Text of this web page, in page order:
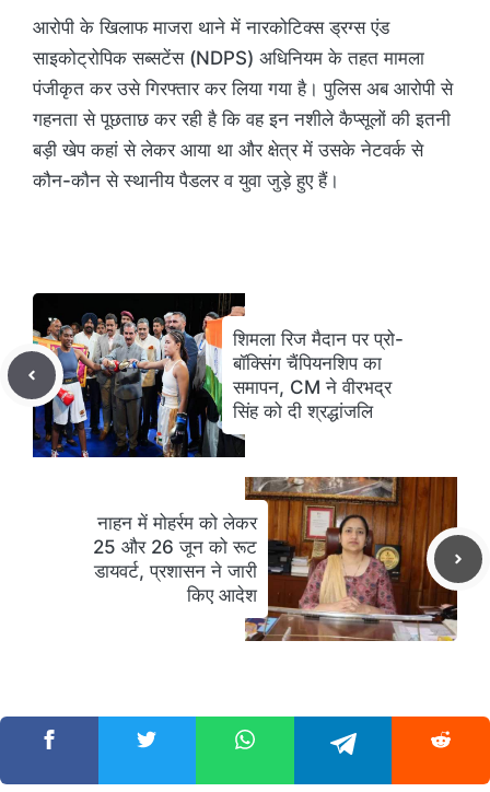
आरोपी के खिलाफ माजरा थाने में नारकोटिक्स ड्रग्स एंड
साइकोट्रोपिक सब्सटेंस (NDPS) अधिनियम के तहत मामला
पंजीकृत कर उसे गिरफ्तार कर लिया गया है। पुलिस अब आरोपी से
गहनता से पूछताछ कर रही है कि वह इन नशीले कैप्सूलों की इतनी
बड़ी खेप कहां से लेकर आया था और क्षेत्र में उसके नेटवर्क से
कौन-कौन से स्थानीय पैडलर व युवा जुड़े हुए हैं।
शिमला रिज मैदान पर प्रो-
बॉक्सिंग चैंपियनशिप का
समापन, CM ने वीरभद्र
सिंह को दी श्रद्धांजलि
नाहन में मोहर्रम को लेकर
25 और 26 जून को रूट
डायवर्ट, प्रशासन ने जारी
किए आदेश